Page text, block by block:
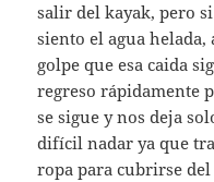
salir del kayak, pero
siento el agua
golpe que esa caida
regreso rápidamente
se sigue y nos deja
difícil nadar ya que
ropa para cubrirse